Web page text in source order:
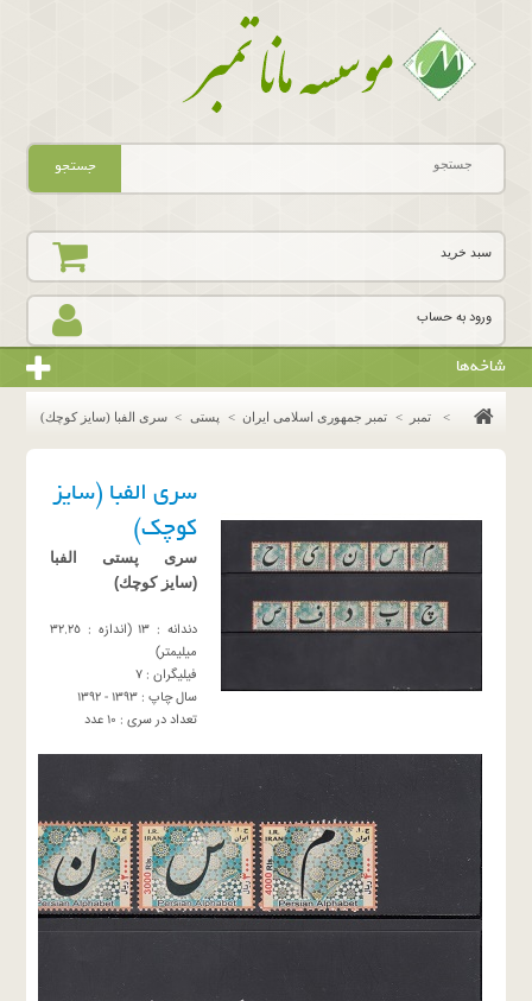
ورود به حساب
سبد خرید
جستجو
شاخه‌ها
> تمبر > تمبر جمهوری اسلامی ایران > پستی > سرى الفبا (سايز كوچك)
سرى الفبا (سايز
كوچك)
سرى پستى الفبا
(سايز كوچك)
دندانه : ١٣ (اندازه : ٣٢.٢٥
ميليمتر)
فیلیگران : ٧
سال چاپ : ١٣٩٣ - ١٣٩٢
تعداد در سرى : ١٠ عدد